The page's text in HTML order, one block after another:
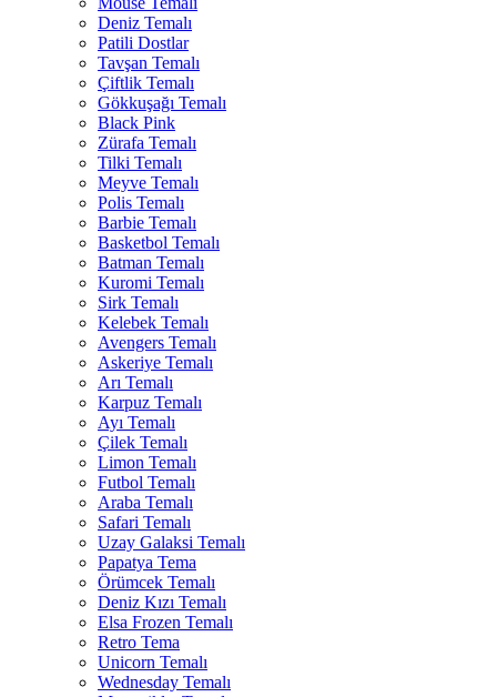
Deniz Temalı
Patili Dostlar
Tavşan Temalı
Çiftlik Temalı
Gökkuşağı Temalı
Black Pink
Zürafa Temalı
Tilki Temalı
Meyve Temalı
Polis Temalı
Barbie Temalı
Basketbol Temalı
Batman Temalı
Kuromi Temalı
Sirk Temalı
Kelebek Temalı
Avengers Temalı
Askeriye Temalı
Arı Temalı
Karpuz Temalı
Ayı Temalı
Çilek Temalı
Limon Temalı
Futbol Temalı
Araba Temalı
Safari Temalı
Uzay Galaksi Temalı
Papatya Tema
Örümcek Temalı
Deniz Kızı Temalı
Elsa Frozen Temalı
Retro Tema
Unicorn Temalı
Wednesday Temalı